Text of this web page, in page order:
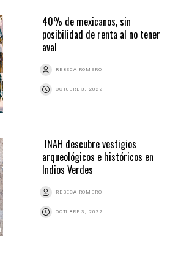
40% de mexicanos, sin
posibilidad de renta al no tener
aval
REBECA ROMERO
OCTUBRE 3, 2022
INAH descubre vestigios
arqueológicos e históricos en
Indios Verdes
REBECA ROMERO
OCTUBRE 3, 2022